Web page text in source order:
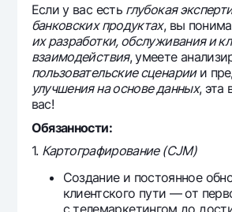
Найти
Полезные ссылки
Часто задаваемые вопросы
Пресс-центр
Офисы и банкоматы
Согласие на обработку
Контакт-центр
+998 78 148-00-101344
Если у вас есть глубокая
банковских продуктах, вы
их разработки, обслуживания и
взаимодействия, умеете
пользовательские сценариии
улучшения на основе данных, эта
вас!
Обязанности:
1. Картографирование (CJM)
Создание и постоянное
клиентского пути — от